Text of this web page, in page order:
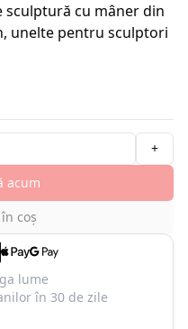
sculptură cu mâner din
unelte pentru sculptori
+
acum
coș
lume
în 30 de zile